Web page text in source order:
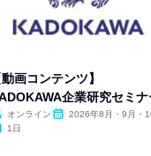
動画コンテンツ】
企業研究セミナ
オンライン
2026年8月・9月・
1日